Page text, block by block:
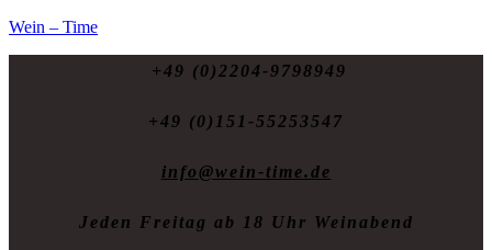
Wein – Time
+49 (0)2204-9798949
+49 (0)151-55253547
info@wein-time.de
Jeden Freitag ab 18 Uhr Weinabend